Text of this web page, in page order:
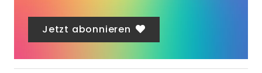
Jetzt abonnieren